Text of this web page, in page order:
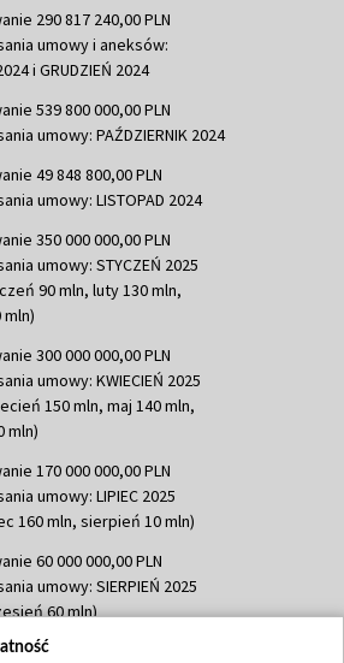
290 817 240,00 PLN
umowy i aneksów:
i GRUDZIEŃ 2024
539 800 000,00 PLN
umowy: PAŹDZIERNIK 2024
49 848 800,00 PLN
umowy: LISTOPAD 2024
350 000 000,00 PLN
umowy: STYCZEŃ 2025
90 mln, luty 130 mln,
300 000 000,00 PLN
umowy: KWIECIEŃ 2025
150 mln, maj 140 mln,
mln)
170 000 000,00 PLN
umowy: LIPIEC 2025
160 mln, sierpień 10 mln)
60 000 000,00 PLN
umowy: SIERPIEŃ 2025
60 mln)
635 783 051,21 PLN